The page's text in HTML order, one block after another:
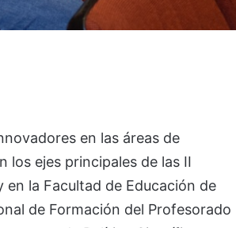
en las áreas de
los ejes principales de las II
la Facultad de Educación de
de Formación del Profesorado